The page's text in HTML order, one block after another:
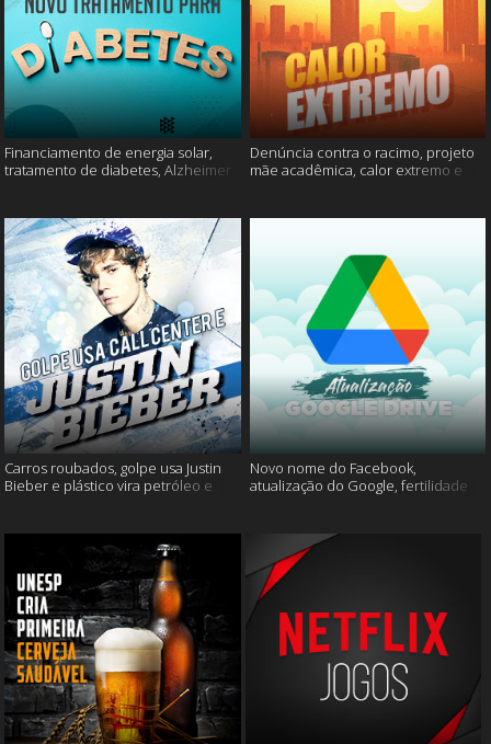
Financiamento de energia solar,
tratamento de diabetes, Alzheimer
Denúncia contra o racimo, projeto
mãe acadêmica, calor extremo e
Carros roubados, golpe usa Justin
Bieber e plástico vira petróleo e
Novo nome do Facebook,
atualização do Google, fertilidade